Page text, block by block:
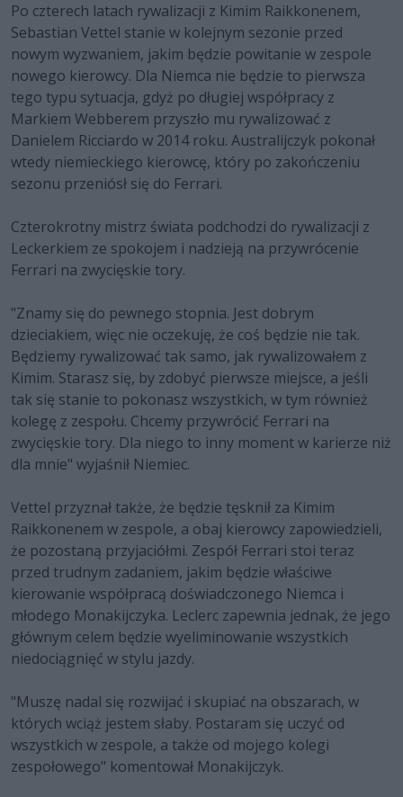
Po czterech latach rywalizacji z Kimim Raikkonenem,
Sebastian Vettel stanie w kolejnym sezonie przed
nowym wyzwaniem, jakim będzie powitanie w zespole
nowego kierowcy. Dla Niemca nie będzie to pierwsza
tego typu sytuacja, gdyż po długiej współpracy z
Markiem Webberem przyszło mu rywalizować z
Danielem Ricciardo w 2014 roku. Australijczyk pokonał
wtedy niemieckiego kierowcę, który po zakończeniu
sezonu przeniósł się do Ferrari.
Czterokrotny mistrz świata podchodzi do rywalizacji z
Leckerkiem ze spokojem i nadzieją na przywrócenie
Ferrari na zwycięskie tory.
"Znamy się do pewnego stopnia. Jest dobrym
dzieciakiem, więc nie oczekuję, że coś będzie nie tak.
Będziemy rywalizować tak samo, jak rywalizowałem z
Kimim. Starasz się, by zdobyć pierwsze miejsce, a jeśli
tak się stanie to pokonasz wszystkich, w tym również
kolegę z zespołu. Chcemy przywrócić Ferrari na
zwycięskie tory. Dla niego to inny moment w karierze niż
dla mnie" wyjaśnił Niemiec.
Vettel przyznał także, że będzie tęsknił za Kimim
Raikkonenem w zespole, a obaj kierowcy zapowiedzieli,
że pozostaną przyjaciółmi. Zespół Ferrari stoi teraz
przed trudnym zadaniem, jakim będzie właściwe
kierowanie współpracą doświadczonego Niemca i
młodego Monakijczyka. Leclerc zapewnia jednak, że jego
głównym celem będzie wyeliminowanie wszystkich
niedociągnięć w stylu jazdy.
"Muszę nadal się rozwijać i skupiać na obszarach, w
których wciąż jestem słaby. Postaram się uczyć od
wszystkich w zespole, a także od mojego kolegi
zespołowego" komentował Monakijczyk.